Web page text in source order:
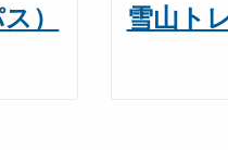
） 雪山ト